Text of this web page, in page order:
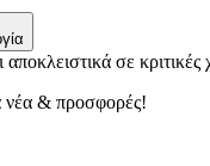
αποκλειστικά σε
& προσφορές!